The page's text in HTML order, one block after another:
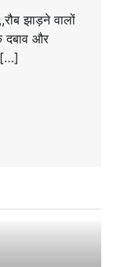
झाड़ने वालों
दबाव और
[…]